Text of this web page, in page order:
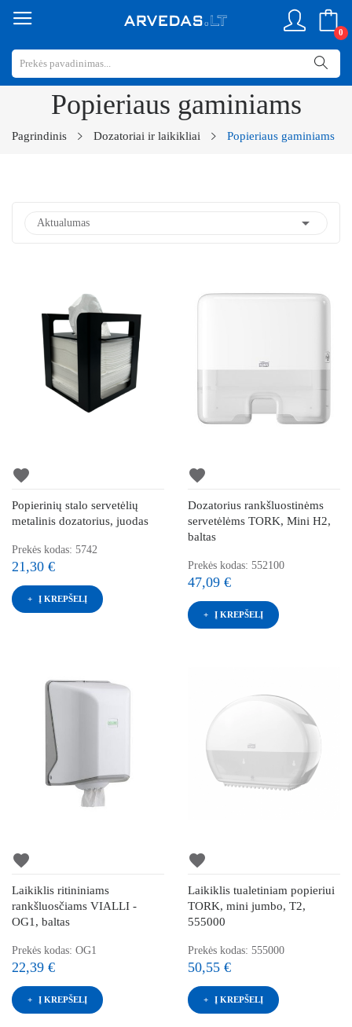
0
Popieriaus gaminiams
Pagrindinis Dozatoriai ir laikikliai Popieriaus gaminiams
Aktualumas 
favorite
Popierinių stalo servetėlių
metalinis dozatorius, juodas
Prekės kodas: 5742
21,30 €
Į KREPŠELĮ
favorite
Dozatorius rankšluostinėms
servetėlėms TORK, Mini H2,
baltas
Prekės kodas: 552100
47,09 €
Į KREPŠELĮ
favorite
Laikiklis ritininiams
rankšluosčiams VIALLI -
OG1, baltas
Prekės kodas: OG1
22,39 €
Į KREPŠELĮ
favorite
Laikiklis tualetiniam popieriui
TORK, mini jumbo, T2,
555000
Prekės kodas: 555000
50,55 €
Į KREPŠELĮ